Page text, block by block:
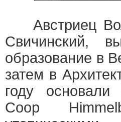
Австриец
Свичинский,
образование в
затем в
году основали
Coop